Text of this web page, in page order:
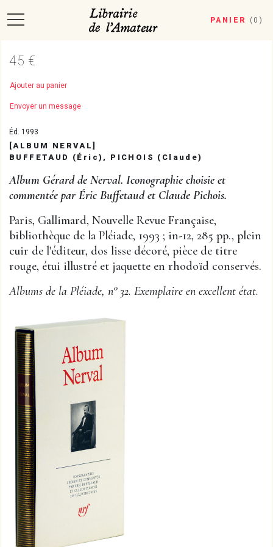
PANIER ( 0 )
45 €
Ajouter au panier
Envoyer un message
Éd. 1993
[ALBUM NERVAL]
BUFFETAUD (Éric), PICHOIS (Claude)
Album Gérard de Nerval. Iconographie choisie et
commentée par Éric Buffetaud et Claude Pichois.
Paris, Gallimard, Nouvelle Revue Française,
bibliothèque de la Pléiade, 1993 ; in-12, 285 pp., plein
cuir de l'éditeur, dos lisse décoré, pièce de titre
rouge, étui illustré et jaquette en rhodoïd conservés.
Albums de la Pléiade, n° 32. Exemplaire en excellent état.